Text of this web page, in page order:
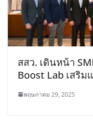
สสว. เดินหน้า
Boost Lab เสริม
พฤษภาคม 29, 2025